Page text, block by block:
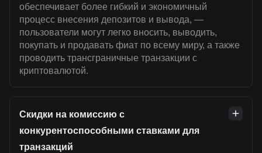
обеспечивает более гибкий и экономичный
процесс внесения депозитов и вывода, —
пользователи могут легко вносить, выводить,
покупать и продавать фиат по всему миру, а также
проводить трансграничные транзакции с
криптовалютой.
Скидки на комиссию с
конкурентоспособными ставками для
транзакций